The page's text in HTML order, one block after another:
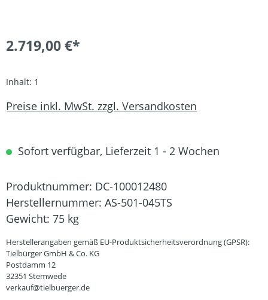
2.719,00 €*
Inhalt: 1
Preise inkl. MwSt. zzgl. Versandkosten
Sofort verfügbar, Lieferzeit 1 - 2 Wochen
Produktnummer: DC-100012480
Herstellernummer: AS-501-045TS
Gewicht: 75 kg
Herstellerangaben gemäß EU-Produktsicherheitsverordnung (GPSR):
Tielbürger GmbH & Co. KG
Postdamm 12
32351 Stemwede
verkauf@tielbuerger.de